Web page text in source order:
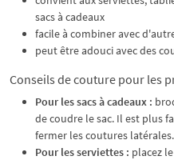
sacs à cadeaux
facile à combiner avec
peut être adouci avec des
Conseils de couture pour les
Pour les sacs à cadeaux :
de coudre le sac. Il est plus
fermer les coutures latérales.
Pour les serviettes : placez